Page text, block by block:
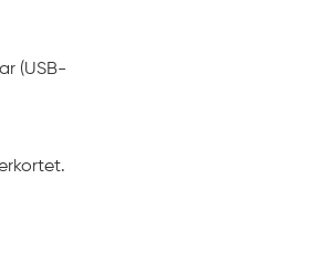
(USB-